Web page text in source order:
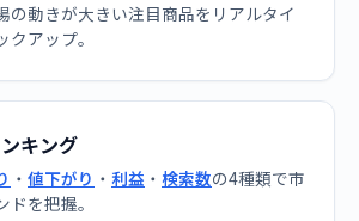
の動きが大きい注目商品をリアルタイ
クアップ。
キング
・ 値下がり ・ 利益 ・ 検索数の4種類で市
ドを把握。